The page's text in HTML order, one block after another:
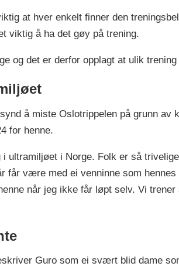
at hver enkelt finner den
viktig å ha det gøy på trening.
og det er derfor opplagt at ulik
å miste Oslotrippelen på grunn
for henne.
i ultramiljøet i Norge. Folk er så
får være med ei venninne som
når jeg ikke får løpt selv. Vi
Guro som ei svært blid dame